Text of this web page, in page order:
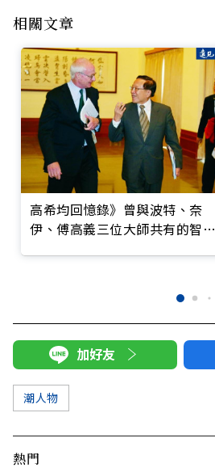
相關文章
高希均回憶錄》曾與波特、奈
伊、傅高義三位大師共有的智慧
加好友
潮人物
熱門